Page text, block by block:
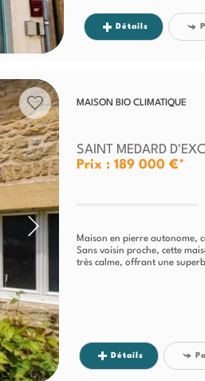
Détails
MAISON BIO CLIMATIQUE
SAINT MEDARD
Prix : 189 000 €*
Maison en pierre autonome,
Sans voisin proche, cette
très calme, offrant une
Détails